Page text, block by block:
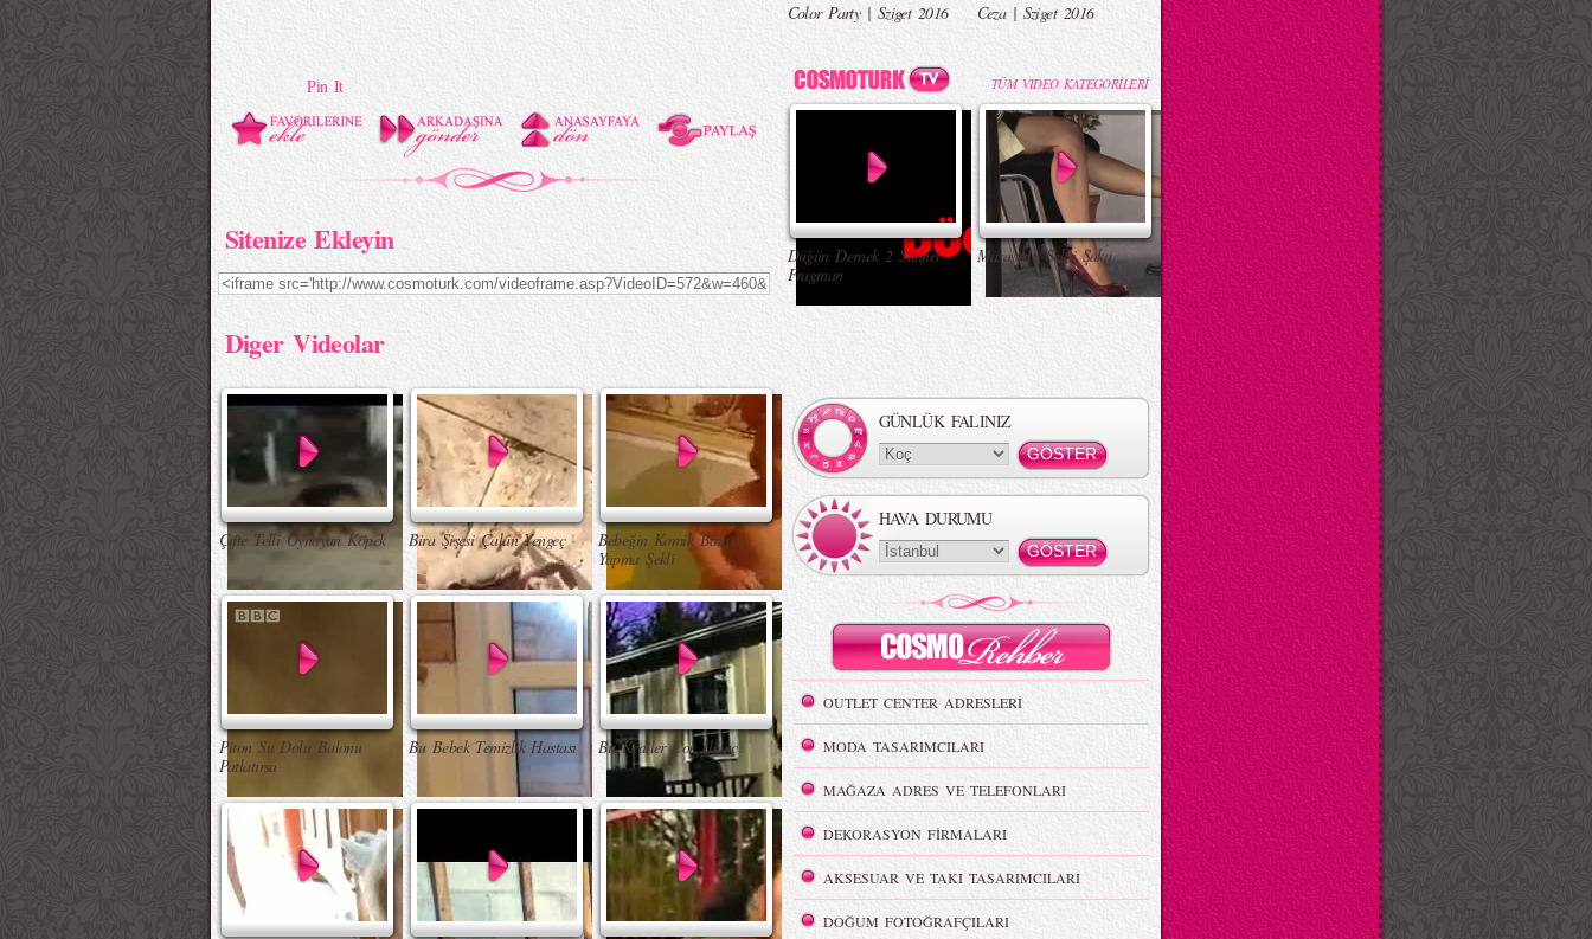
Pin It
Sitenize Ekleyin
Diger Videolar
Çifte Telli Oynayan Köpek Bira Şişesi Çalan Yengeç
Bebeğin Komik Banyo
Yapma Şekli
Piton Su Dolu Balonu
Patlatırsa
Bu Bebek Temizlik Hastası Bu Kediler Çok İlginç
Color Party | Sziget 2016 Ceza | Sziget 2016
TÜM VIDEO KATEGORİLERİ
Düğün Dernek 2 Sünnet -
Fragman
Masa Altı Seksi Şaka
GÜNLÜK FALINIZ
HAVA DURUMU
OUTLET CENTER ADRESLERİ
MODA TASARIMCILARI
MAĞAZA ADRES VE TELEFONLARI
DEKORASYON FİRMALARI
AKSESUAR VE TAKI TASARIMCILARI
DOĞUM FOTOĞRAFÇILARI